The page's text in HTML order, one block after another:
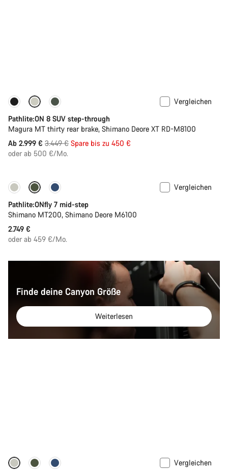
-13% Neue Verfügbarkeiten
Vergleichen
Pathlite:ON 8 SUV step-through
Magura MT thirty rear brake, Shimano Deore XT RD-M8100
Ab 2.999 € Ursprungspreis
3.449 € Spare bis zu 450 €
oder ab 500 €/Mo.
Vergleichen
Pathlite:ONfly 7 mid-step
Shimano MT200, Shimano Deore M6100
2.749 €
oder ab 459 €/Mo.
Finde deine Canyon Größe
Weiterlesen
-20%
Vergleichen